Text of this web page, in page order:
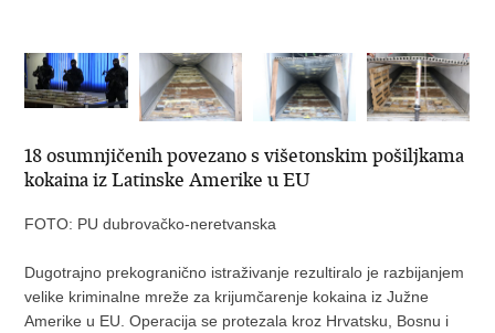
18 osumnjičenih povezano s višetonskim pošiljkama
kokaina iz Latinske Amerike u EU
FOTO: PU dubrovačko-neretvanska
Dugotrajno prekogranično istraživanje rezultiralo je razbijanjem
velike kriminalne mreže za krijumčarenje kokaina iz Južne
Amerike u EU. Operacija se protezala kroz Hrvatsku, Bosnu i